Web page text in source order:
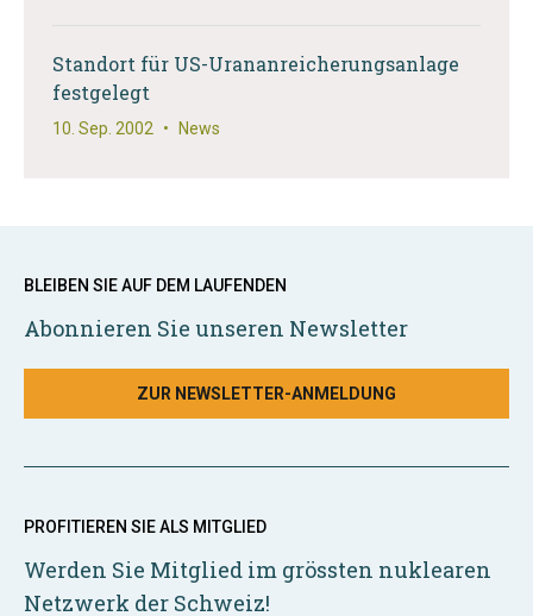
Standort für US-Urananreicherungsanlage
festgelegt
10. Sep. 2002 • News
BLEIBEN SIE AUF DEM LAUFENDEN
Abonnieren Sie unseren Newsletter
ZUR NEWSLETTER-ANMELDUNG
PROFITIEREN SIE ALS MITGLIED
Werden Sie Mitglied im grössten nuklearen
Netzwerk der Schweiz!